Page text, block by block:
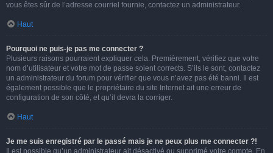
vous êtes sûr de l’adresse courriel fournie, contactez un administrateur.
Haut
Pourquoi ne puis-je pas me connecter ?
Plusieurs raisons pourraient expliquer cela. Premièrement, vérifiez que votre
nom d’utilisateur et votre mot de passe soient corrects. S’ils le sont, contactez
un administrateur du forum pour vérifier que vous n’avez pas été banni. Il est
également possible que le propriétaire du site Internet ait une erreur de
configuration de son côté, et qu’il devra la corriger.
Haut
Je me suis enregistré par le passé mais je ne peux plus me connecter ?!
Il est possible qu’un administrateur ait désactivé ou supprimé votre compte. En